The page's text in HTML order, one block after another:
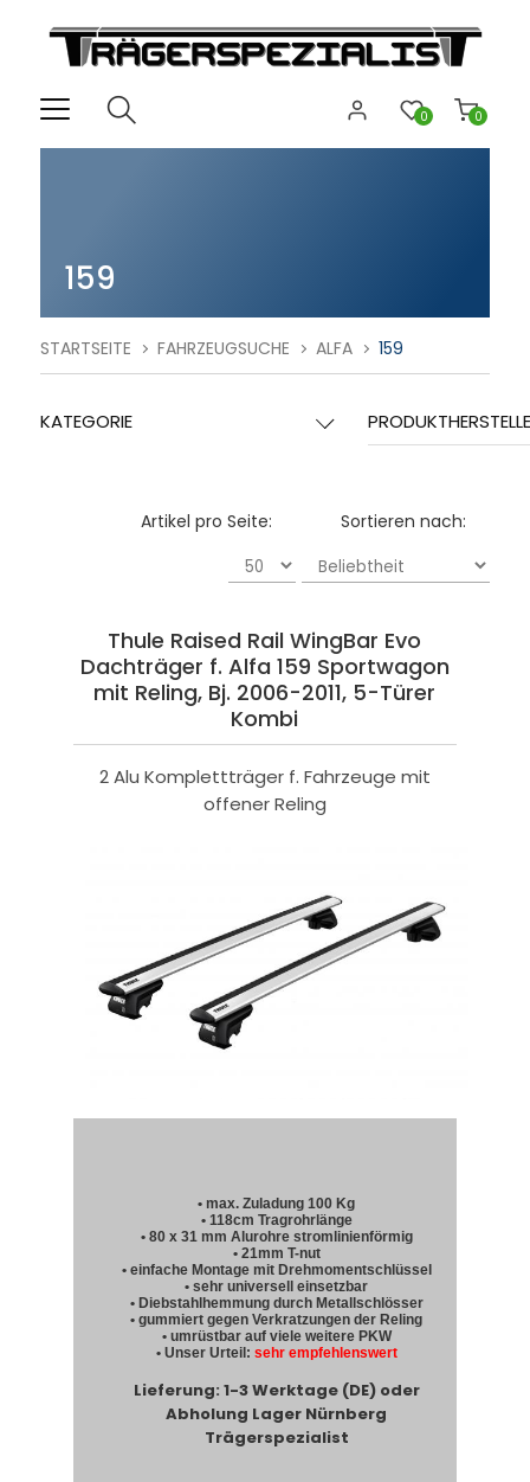
0
0
159
STARTSEITE FAHRZEUGSUCHE ALFA 159
KATEGORIE
Sortieren nach:
Artikel pro Seite:
Thule Raised Rail WingBar Evo
Dachträger f. Alfa 159 Sportwagon
mit Reling, Bj. 2006-2011, 5-Türer
Kombi
2 Alu Komplettträger f. Fahrzeuge mit
offener Reling
• max. Zuladung 100 Kg
• 118cm Tragrohrlänge
• 80 x 31 mm Alurohre stromlinienförmig
• 21mm T-nut
• einfache Montage mit Drehmomentschlüssel
• sehr universell einsetzbar
• Diebstahlhemmung durch Metallschlösser
• gummiert gegen Verkratzungen der Reling
• umrüstbar auf viele weitere PKW
• Unser Urteil: sehr empfehlenswert
Lieferung: 1-3 Werktage (DE) oder
Abholung Lager Nürnberg
Trägerspezialist